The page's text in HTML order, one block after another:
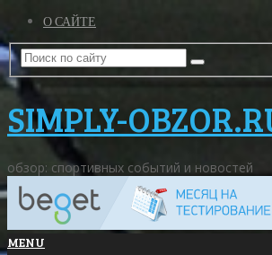
О САЙТЕ
SIMPLY-
обзор: спортивных событий и новостей
MENU